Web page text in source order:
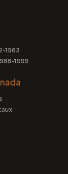
1963
1999